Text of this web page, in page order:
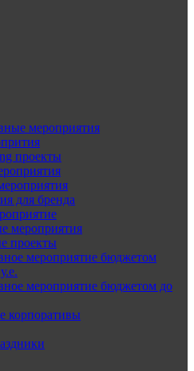
мероприятия
проекты
для бренда
мероприятия
проекты
мероприятие бюджетом
мероприятие бюджетом до
корпоративы